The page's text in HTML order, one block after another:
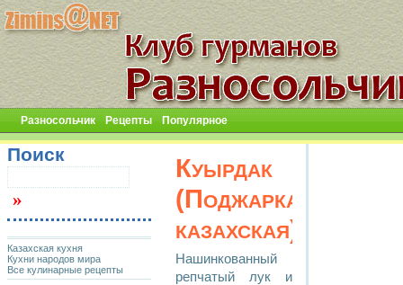
Разносольчик Рецепты Популярное
Куырдак
(Поджарка
казахская)
Нашинкованный
репчатый лук и
Поиск
Казахская кухня
Кухни народов мира
Все кулинарные рецепты